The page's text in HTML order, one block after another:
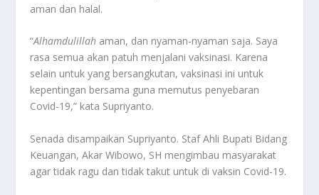
aman dan halal.
“Alhamdulillah aman, dan nyaman-nyaman saja. Saya
rasa semua akan patuh menjalani vaksinasi. Karena
selain untuk yang bersangkutan, vaksinasi ini untuk
kepentingan bersama guna memutus penyebaran
Covid-19,” kata Supriyanto.
Senada disampaikan Supriyanto. Staf Ahli Bupati Bidang
Keuangan, Akar Wibowo, SH mengimbau masyarakat
agar tidak ragu dan tidak takut untuk di vaksin Covid-19.